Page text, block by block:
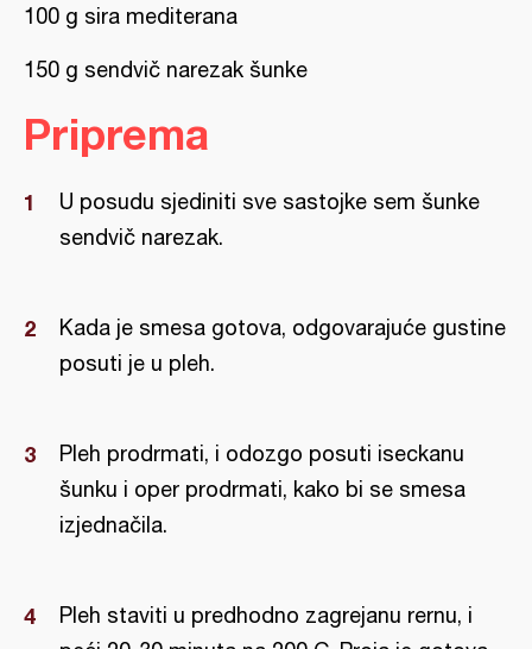
100 g sira mediterana
150 g sendvič narezak šunke
Priprema
U posudu sjediniti sve sastojke sem šunke
sendvič narezak.
Kada je smesa gotova, odgovarajuće gustine
posuti je u pleh.
Pleh prodrmati, i odozgo posuti iseckanu
šunku i oper prodrmati, kako bi se smesa
izjednačila.
Pleh staviti u predhodno zagrejanu rernu, i